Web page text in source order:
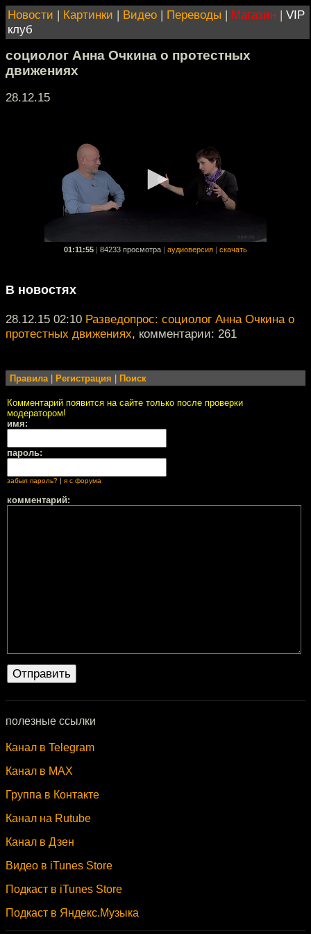
Новости | Картинки | Видео | Переводы | Магазин | VIP
клуб
социолог Анна Очкина о протестных
движениях
28.12.15
01:11:55 84233 просмотра аудиоверсия скачать
В новостях
28.12.15 02:10 Разведопрос: социолог Анна Очкина о
протестных движениях, комментарии: 261
Правила| Регистрация Поиск
Комментарий появится на сайте только после проверки
модератором!
имя:
пароль:
забыл пароль? я с форума
комментарий:
полезные ссылки
Канал в Telegram
Канал в MAX
Группа в Контакте
Канал на Rutube
Канал в Дзен
Видео в iTunes Store
Подкаст в iTunes Store
Подкаст в Яндекс.Музыка